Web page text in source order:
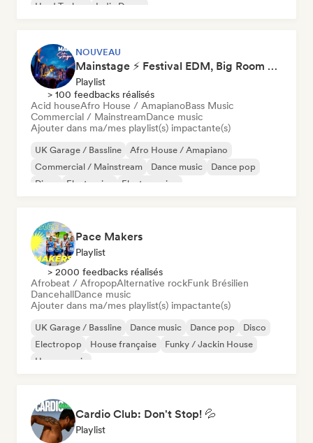
Hard Techno
Indie Dance
NOUVEAU
Mainstage ⚡ Festival EDM, Big Room & House Anthems
Playlist
> 100 feedbacks réalisés
Acid houseAfro House / AmapianoBass Music
Commercial / MainstreamDance music
Ajouter dans ma/mes playlist(s) impactante(s)
UK Garage / Bassline
Afro House / Amapiano
Commercial / Mainstream
Dance music
Dance pop
Disco
Electronica Electro swing
Pace Makers
Playlist
> 2000 feedbacks réalisés
Afrobeat / AfropopAlternative rockFunk Brésilien
DancehallDance music
Ajouter dans ma/mes playlist(s) impactante(s)
UK Garage / Bassline Dance music Dance pop
Disco
Electropop
House française
Funky / Jackin House
House music
Cardio Club: Don't Stop! 💦
Playlist